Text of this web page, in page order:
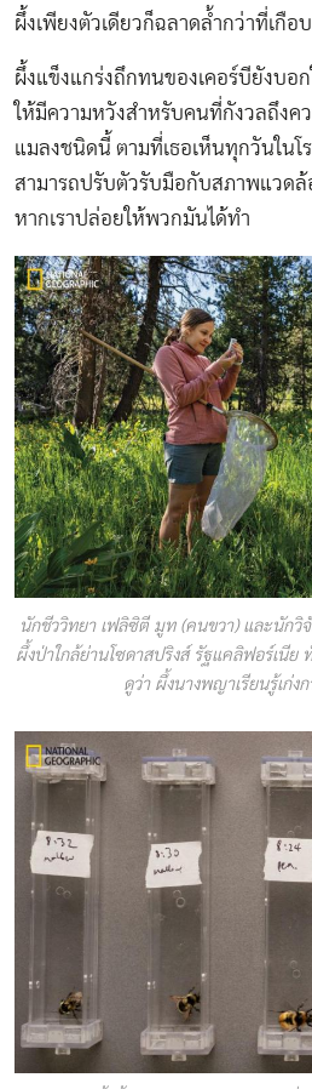
ผึ้งเพียงตัวเดียวก็ฉลาดล้ำกว่าที่เกื
ผึ้งแข็งแกร่งถึกทนของเคอร์บียังบอ
ให้มีความหวังสำหรับคนที่กังวลถึงค
แมลงชนิดนี้ ตามที่เธอเห็นทุกวันในโร
สามารถปรับตัวรับมือกับสภาพแวดล้
หากเราปล่อยให้พวกมันได้ทำ
นักชีววิทยา เฟลิซิตี มูท (คนขวา) และนักวิจั
ผึ้งป่าใกล้ย่านโซดาสปริงส์ รัฐแคลิฟอร์เนีย
ดูว่า ผึ้งนางพญาเรียนรู้เก่งก